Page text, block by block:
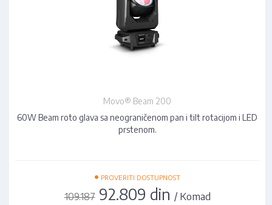
Movo® Beam 200
60W Beam roto glava sa neograničenom pan i tilt rotacijom i LED
prstenom.
• PROVERITI DOSTUPNOST
109.18792.809 din / Komad